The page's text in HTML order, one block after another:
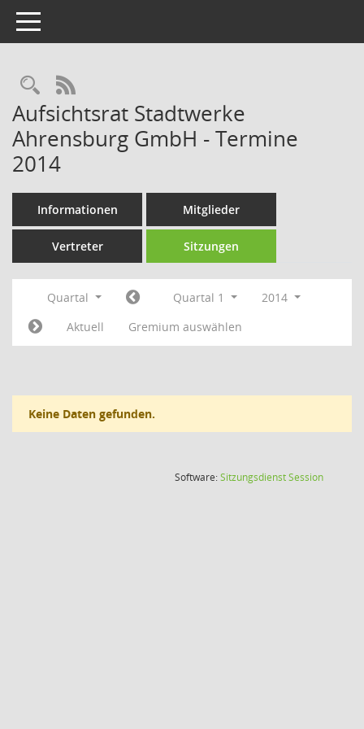
Toggle navigation
Rechercheauswahl
RSS-Feed
Aufsichtsrat Stadtwerke
Ahrensburg GmbH - Termine
2014
Informationen Mitglieder
Vertreter Sitzungen
Quartal Quartal 1
2014
Aktuell
Gremium auswählen
Keine Daten gefunden.
Software:SitzungsdienstSession(Wird in